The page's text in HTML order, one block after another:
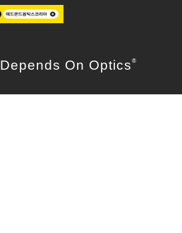
Depends On Optics ®